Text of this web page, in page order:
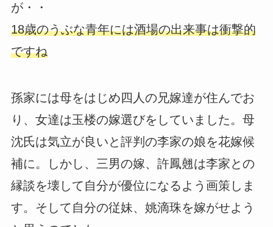
が・・
18歳のうぶな青年には酒場の出来事は衝撃的
ですね
孫家には母をはじめ四人の兄嫁達が住んでお
り、女達は玉楼の嫁選びをしていました。母
沈氏は気立が良いと評判の李家の娘を花嫁候
補に。しかし、三男の嫁、許鳳翹は李家との
縁談を壊して自分が優位になるよう画策しま
す。そして自分の従妹、姚滴珠を嫁がせよう